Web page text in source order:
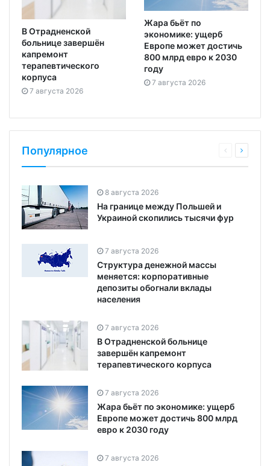
В Отрадненской
больнице завершён
капремонт
терапевтического
корпуса
7 августа 2026
Жара бьёт по
экономике: ущерб
Европе может достичь
800 млрд евро к 2030
году
7 августа 2026
Популярное
8 августа 2026
На границе между Польшей и
Украиной скопились тысячи фур
7 августа 2026
Структура денежной массы
меняется: корпоративные
депозиты обогнали вклады
населения
7 августа 2026
В Отрадненской больнице
завершён капремонт
терапевтического корпуса
7 августа 2026
Жара бьёт по экономике: ущерб
Европе может достичь 800 млрд
евро к 2030 году
7 августа 2026